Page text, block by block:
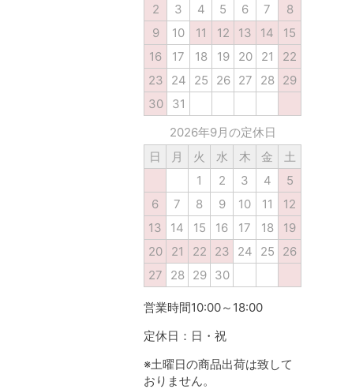
2
3 4 5 6 7
8
9
10 11 12 13 14
15
16
17 18 19 20 21
22
23
24 25 26 27 28
29
30
31
2026年9月の定休日
日
月 火 水 木 金
土
1
2 3 4
5
6
7 8 9 10 11
12
13
14 15 16 17 18
19
20
21 22 23 24 25
26
27
28 29 30
営業時間10:00～18:00
定休日：日・祝
※土曜日の商品出荷は致して
おりません。